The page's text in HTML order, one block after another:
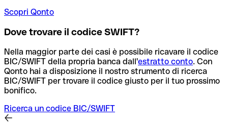
Scopri Qonto
Dove trovare il codice SWIFT?
Nella maggior parte dei casi è possibile ricavare il codice
BIC/SWIFT della propria banca dall'estratto conto. Con
Qonto hai a disposizione il nostro strumento di ricerca
BIC/SWIFT per trovare il codice giusto per il tuo prossimo
bonifico.
Ricerca un codice BIC/SWIFT